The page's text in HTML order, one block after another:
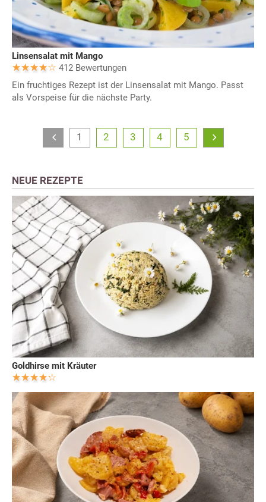
Linsensalat mit Mango
412 Bewertungen
Ein fruchtiges Rezept ist der Linsensalat mit Mango. Passt
als Vorspeise für die nächste Party.
1 2 3 4 5
NEUE REZEPTE
Goldhirse mit Kräuter